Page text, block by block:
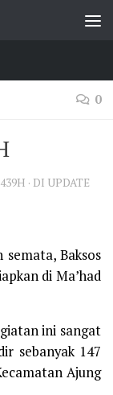
0
· DI UPDATE
Baksos
di Ma’had
ini sangat
sebanyak 147
Ajung